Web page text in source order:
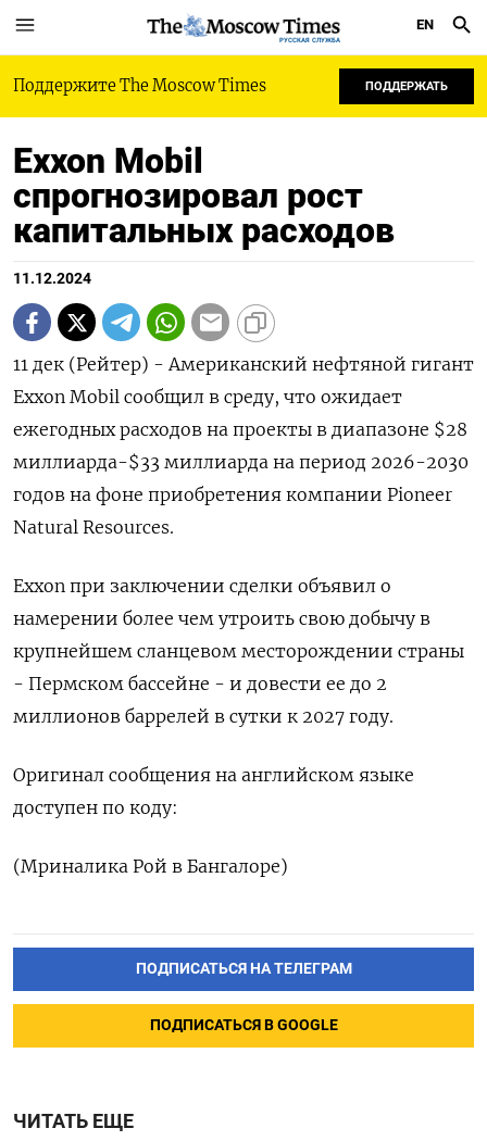
РУССКАЯ СЛУЖБА
EN
Поддержите The Moscow Times ПОДДЕРЖАТЬ
Exxon Mobil
спрогнозировал рост
капитальных расходов
11.12.2024
11 дек (Рейтер) - Американский нефтяной гигант
Exxon Mobil сообщил в среду, что ожидает
ежегодных расходов на проекты в диапазоне $28
миллиарда-$33 миллиарда на период 2026-2030
годов на фоне приобретения компании Pioneer
Natural Resources.
Exxon при заключении сделки объявил о
намерении более чем утроить свою добычу в
крупнейшем сланцевом месторождении страны
- Пермском бассейне - и довести ее до 2
миллионов баррелей в сутки к 2027 году.
Оригинал сообщения на английском языке
доступен по коду:
(Мриналика Рой в Бангалоре)
ПОДПИСАТЬСЯ НА ТЕЛЕГРАМ
ПОДПИСАТЬСЯ В GOOGLE
ЧИТАТЬ ЕЩЕ